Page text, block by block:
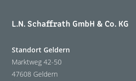
L.N. Schaffrath GmbH & Co. KG
Standort Geldern
Marktweg 42-50
47608 Geldern